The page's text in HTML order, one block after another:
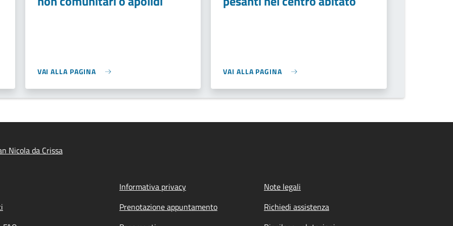
VAI ALLA PAGINA VAI ALLA PAGINA
Nicola da Crissa
Informativa privacy
Note legali
Prenotazione appuntamento
Richiedi assistenza